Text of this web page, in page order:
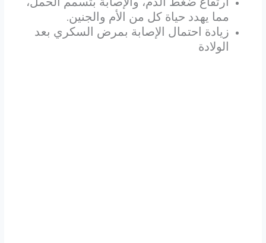
مما يهدد حياة كل من الأم والجنين.
زيادة احتمال الإصابة بمرض السكري بعد
الولادة